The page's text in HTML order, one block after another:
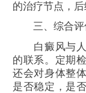
的治疗节点，
三、综合评
白癜风与人
的联系。定期
还会对身体整
是否稳定，是